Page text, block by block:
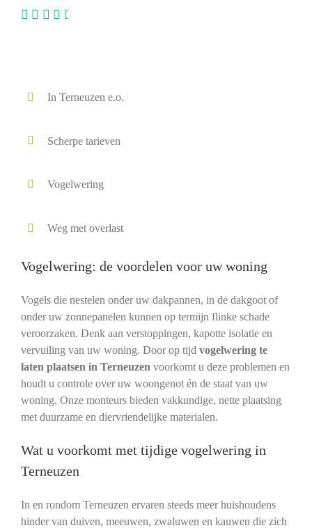
In Terneuzen e.o.
Scherpe tarieven
Vogelwering
Weg met overlast
Vogelwering: de voordelen voor uw woning
Vogels die nestelen onder uw dakpannen, in de dakgoot of
onder uw zonnepanelen kunnen op termijn flinke schade
veroorzaken. Denk aan verstoppingen, kapotte isolatie en
vervuiling van uw woning. Door op tijd vogelwering te
laten plaatsen in Terneuzen voorkomt u deze problemen en
houdt u controle over uw woongenot én de staat van uw
woning. Onze monteurs bieden vakkundige, nette plaatsing
met duurzame en diervriendelijke materialen.
Wat u voorkomt met tijdige vogelwering in
Terneuzen
In en rondom Terneuzen ervaren steeds meer huishoudens
hinder van duiven, meeuwen, zwaluwen en kauwen die zich